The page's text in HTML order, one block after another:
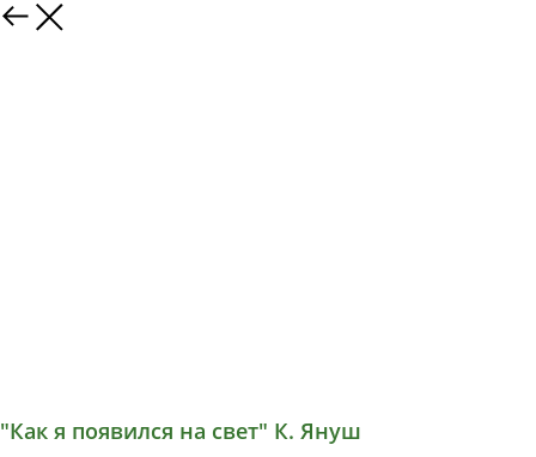
"Как я появился на свет" К. Януш